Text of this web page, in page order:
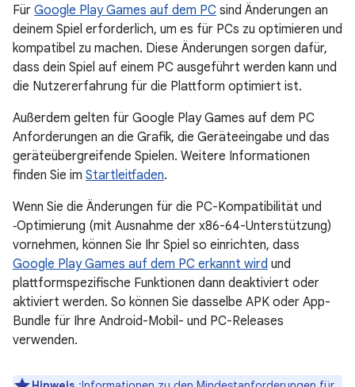
Für Google Play Games auf dem PC sind Änderungen an
deinem Spiel erforderlich, um es für PCs zu optimieren und
kompatibel zu machen. Diese Änderungen sorgen dafür,
dass dein Spiel auf einem PC ausgeführt werden kann und
die Nutzererfahrung für die Plattform optimiert ist.
Außerdem gelten für Google Play Games auf dem PC
Anforderungen an die Grafik, die Geräteeingabe und das
geräteübergreifende Spielen. Weitere Informationen
finden Sie im Startleitfaden.
Wenn Sie die Änderungen für die PC-Kompatibilität und
‑Optimierung (mit Ausnahme der x86-64-Unterstützung)
vornehmen, können Sie Ihr Spiel so einrichten, dass
Google Play Games auf dem PC erkannt wird und
plattformspezifische Funktionen dann deaktiviert oder
aktiviert werden. So können Sie dasselbe APK oder App-
Bundle für Ihre Android-Mobil- und PC-Releases
verwenden.